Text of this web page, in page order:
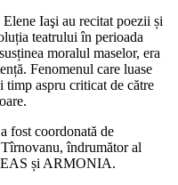
Iaşi au recitat poezii și
teatrului în perioada
moralul maselor, era
Fenomenul care luase
timp aspru criticat de către
fost coordonată de
îndrumător al
și ARMONIA.